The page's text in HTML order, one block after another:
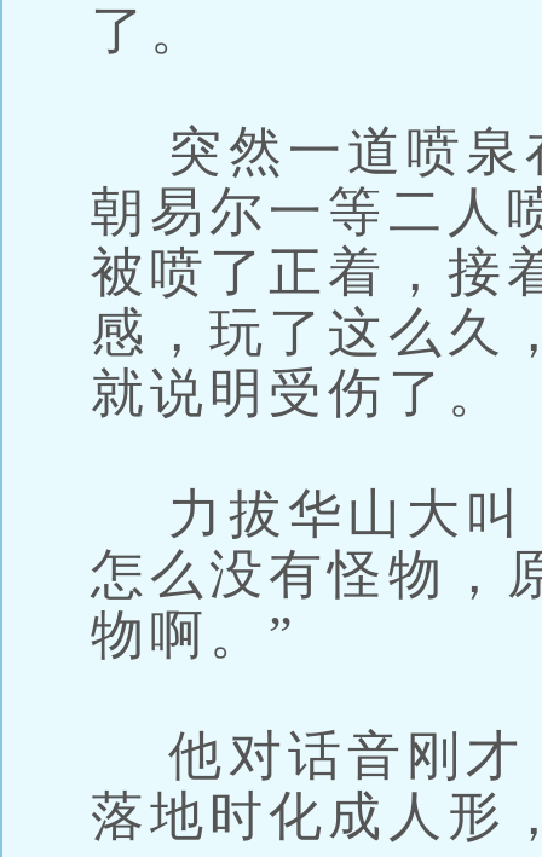
了。
突然一道喷泉
朝易尔一等二人
被喷了正着，接
感，玩了这么久
就说明受伤了。
力拔华山大叫
怎么没有怪物，
物啊。”
他对话音刚才
落地时化成人形